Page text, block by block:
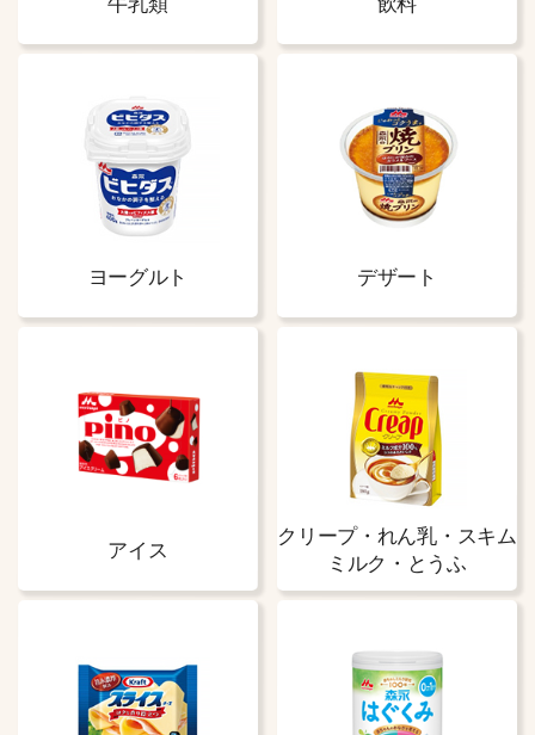
ヨーグルト デザート
アイス
クリープ・れん乳・ スキム
ミルク・とうふ